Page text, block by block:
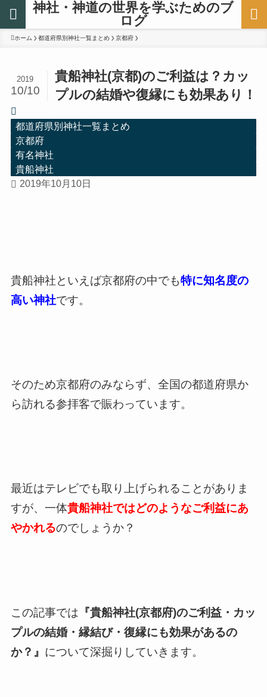
神社・神道の世界を学ぶためのブ
ログ
ホーム 都道府県別神社一覧まとめ 京都府
貴船神社(京都)のご利益は？カッ
プルの結婚や復縁にも効果あり！
2019
10/10
都道府県別神社一覧まとめ
京都府
有名神社
貴船神社
2019年10月10日
貴船神社といえば京都府の中でも特に知名度の
高い神社です。
そのため京都府のみならず、全国の都道府県か
ら訪れる参拝客で賑わっています。
最近はテレビでも取り上げられることがありま
すが、一体貴船神社ではどのようなご利益にあ
やかれるのでしょうか？
この記事では 『貴船神社(京都府)のご利益・カッ
プルの結婚・縁結び・復縁にも効果があるの
か？』 について深掘りしていきます。